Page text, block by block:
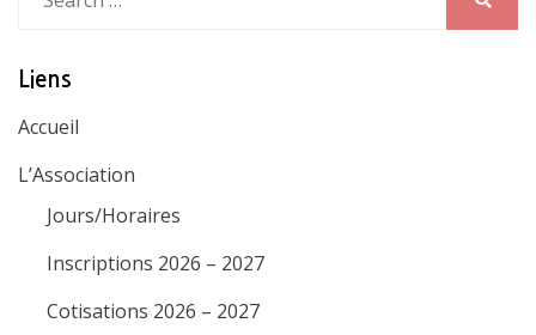
for:
Liens
Accueil
L’Association
Jours/Horaires
Inscriptions 2026 – 2027
Cotisations 2026 – 2027